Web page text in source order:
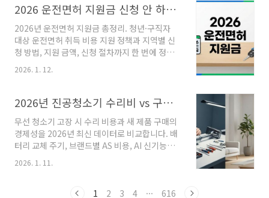
로 벚꽃 개화 시기입..
상세 정보, 고객 리뷰 등은 각 상품의 상세페이지
성비 노트북 추천 총정리30만~120만 원대 용도
·사양별 최적 모델 추천 + 구매 체크리스트 핵심
요약핵심 기준(2026 최신): CPU는 Intel i5 이
상 / Ryzen 5 이상 이상, AI기능 탑재 신형 모델
2026 운전면허 지원금 신청 안 하면 손해, 청년 최대 얼마까지 받을 수 있을까?
2026년 운전면허 지원금 총정리. 청년·구직자
대상 운전면허 취득 비용 지원 정책과 지역별 신
청 방법, 지원 금액, 신청 절차까지 한 번에 정리
했습니다. 혹시 운전면허 취득 비용 때문에 망설
이고 있다면 먼저 지원 대상 여부를 확인해 보세
상으로 운전면허 학원비와 시험 응시료를 지원하
고 있습니다. 지역에 따라 지원 금액 차이가 크기
때문에 같은 운전면허를 준비하더라도 받을 수
있는 혜택이 수십만 원 이상 달라질 수 있습니다.
특히 예산이 소진되면 조기 마감되는 경우도 있
어 신청 시기를 놓치지 않는 것이 중요합니다. 핵
2026. 1. 12.
2026년 진공청소기 수리비 vs 구매 비교, 본전 뽑는 '50% 결정 법칙'
무선 청소기 고장 시 수리 비용과 새 제품 구매의
경제성을 2026년 최신 데이터로 비교합니다. 배
터리 교체 주기, 브랜드별 AS 비용, AI 신기능의
다. 한 문장 핵심 요약: 2026년 기준 청소기 수리
이상이라면, AI 효율이 높은 신형으로 교체하는
2026. 1. 11.
1 2 3 4 ··· 616